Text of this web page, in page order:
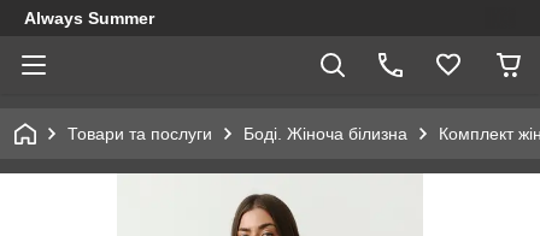
Always Summer
Товари та послуги Боді. Жіноча білизна Комплект